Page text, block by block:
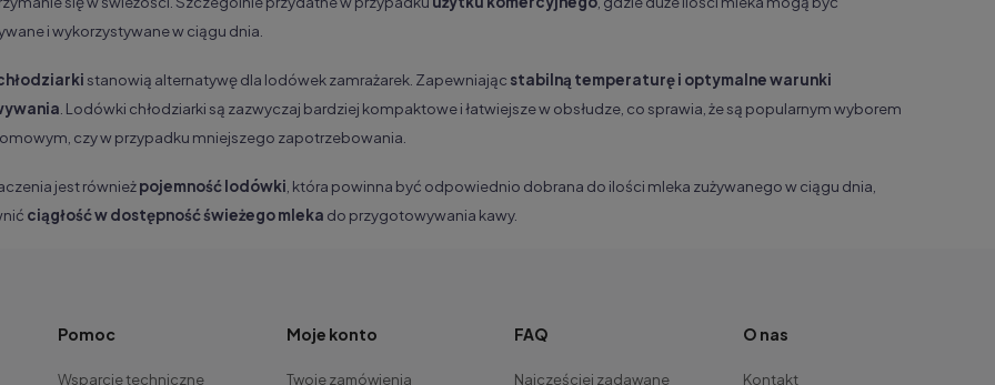
i wykorzystywane w ciągu dnia.
stanowią alternatywę dla lodówek zamrażarek. Zapewniając stabilną temperaturę i optymalne warunki
. Lodówki chłodziarki są zazwyczaj bardziej kompaktowe i łatwiejsze w obsłudze, co sprawia, że są popularnym wyborem
czy w przypadku mniejszego zapotrzebowania.
jest równieżpojemność lodówki , która powinna być odpowiednio dobrana do ilości mleka zużywanego w ciągu dnia,
ciągłość w dostępność świeżego mleka do przygotowywania kawy.
Pomoc
Wsparcie techniczne
Moje konto
Twoje zamówienia
FAQ
Najczęściej zadawane
O nas
Kontakt